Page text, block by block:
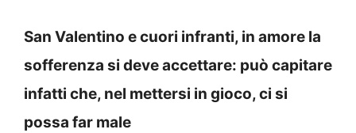
San Valentino e cuori infranti, in amore la
sofferenza si deve accettare: può capitare
infatti che, nel mettersi in gioco, ci si
possa far male